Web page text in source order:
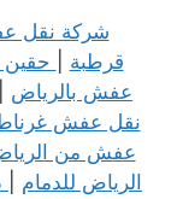
شركة نقل
قرطبة
حقين
عفش بالرياض
نقل عفش
عفش من الرياض
الرياض للدمام